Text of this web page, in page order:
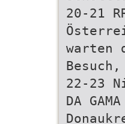
20-21
warten
22-23
DA